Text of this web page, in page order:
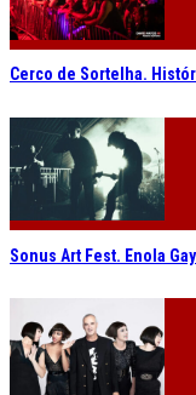
Cerco de Sortelha.
Sonus Art Fest. Enola